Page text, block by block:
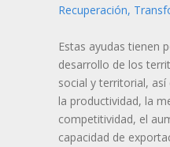
Recuperación,
Estas ayudas tienen
desarrollo de los
social y territorial,
la productividad, la
competitividad, el
capacidad de